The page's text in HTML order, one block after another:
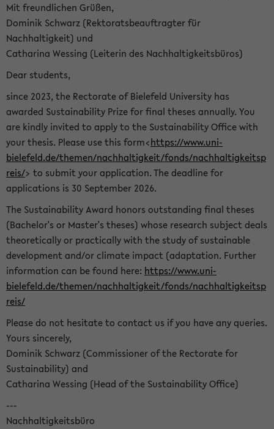
Mit freundlichen Grüßen,
Dominik Schwarz (Rektoratsbeauftragter für
Nachhaltigkeit) und
Catharina Wessing (Leiterin des Nachhaltigkeitsbüros)
Dear students,
since 2023, the Rectorate of Bielefeld University has
awarded Sustainability Prize for final theses annually. You
are kindly invited to apply to the Sustainability Office with
your thesis. Please use this form<https://www.uni-
bielefeld.de/themen/nachhaltigkeit/fonds/nachhaltigkeitsp
reis/> to submit your application. The deadline for
applications is 30 September 2026.
The Sustainability Award honors outstanding final theses
(Bachelor's or Master's theses) whose research subject deals
theoretically or practically with the study of sustainable
development and/or climate impact (adaptation. Further
information can be found here: https://www.uni-
bielefeld.de/themen/nachhaltigkeit/fonds/nachhaltigkeitsp
reis/
Please do not hesitate to contact us if you have any queries.
Yours sincerely,
Dominik Schwarz (Commissioner of the Rectorate for
Sustainability) and
Catharina Wessing (Head of the Sustainability Office)
---
Nachhaltigkeitsbüro